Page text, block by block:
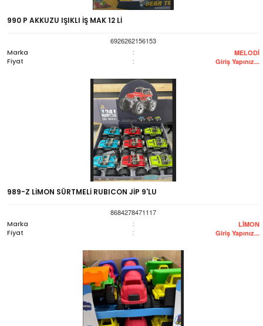
990 P AKKUZU IŞIKLI İŞ MAK 12 Lİ
6926262156153
Marka
: MELODİ
Fiyat : Giriş Yapınız...
989-Z LİMON SÜRTMELİ RUBICON JİP 9'LU
8684278471117
Marka
: LİMON
Fiyat : Giriş Yapınız...